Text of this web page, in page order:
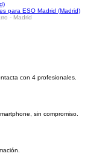
para ESO Madrid (Madrid)
- Madrid
con 4 profesionales.
sin compromiso.